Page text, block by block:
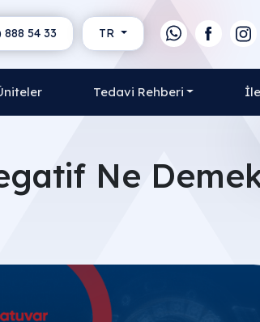
TR
888 54 33
Tedavi Rehberi
Ne